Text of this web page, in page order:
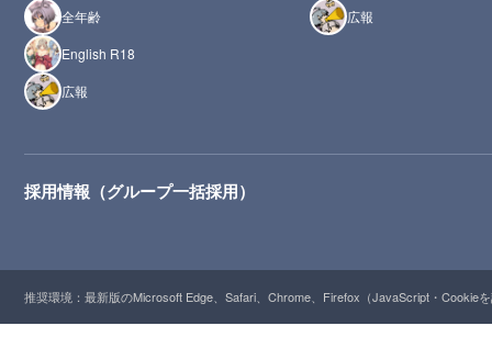
全年齢
English R18
広報
広報
採用情報（グループ一括採用）
推奨環境：最新版のMicrosoft Edge、Safari、Chrome、Firefox（JavaScript・Cookie